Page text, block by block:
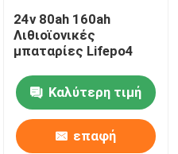
24v 80ah 160ah
Λιθιοϊονικές
μπαταρίες Lifepo4
Καλύτερη τιμή
επαφή